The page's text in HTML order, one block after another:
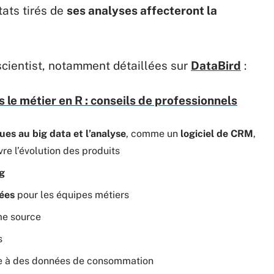
tirés de ses analyses affecteront la
notamment détaillées sur DataBird :
le métier en R : conseils de professionnels
au big data et l’analyse, comme un logiciel de CRM,
l’évolution des produits
pour les équipes métiers
source
des données de consommation